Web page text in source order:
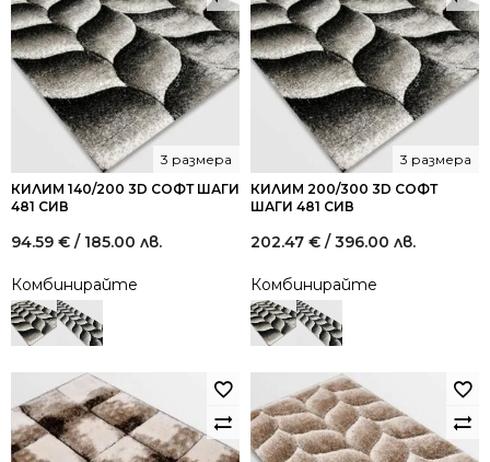
КИЛИМ 140/200 3D СОФТ ШАГИ
481 СИВ
3 размера
94.59 € / 185.00 лв.
Комбинирайте
КИЛИМ 200/300 3D СОФТ
ШАГИ 481 СИВ
3 размера
202.47 € / 396.00 лв.
Комбинирайте